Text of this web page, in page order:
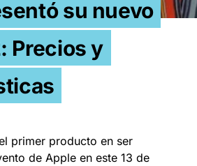
su nuevo
Precios y
primer producto en ser
de Apple en este 13 de